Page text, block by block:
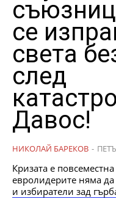
се
света
след
Давос!
НИКОЛАЙ БАРЕКОВ -
Кризата е
евролидерите няма
и избиратели зад